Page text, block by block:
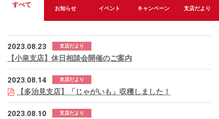
すべて
お知らせ イベント キャンペーン 支店だより
2023.08.23 支店だより
【小泉支店】休日相談会開催のご案内
2023.08.14 支店だより
【多治見支店】「じゃがいも」収穫しました！
2023.08.10 支店だより